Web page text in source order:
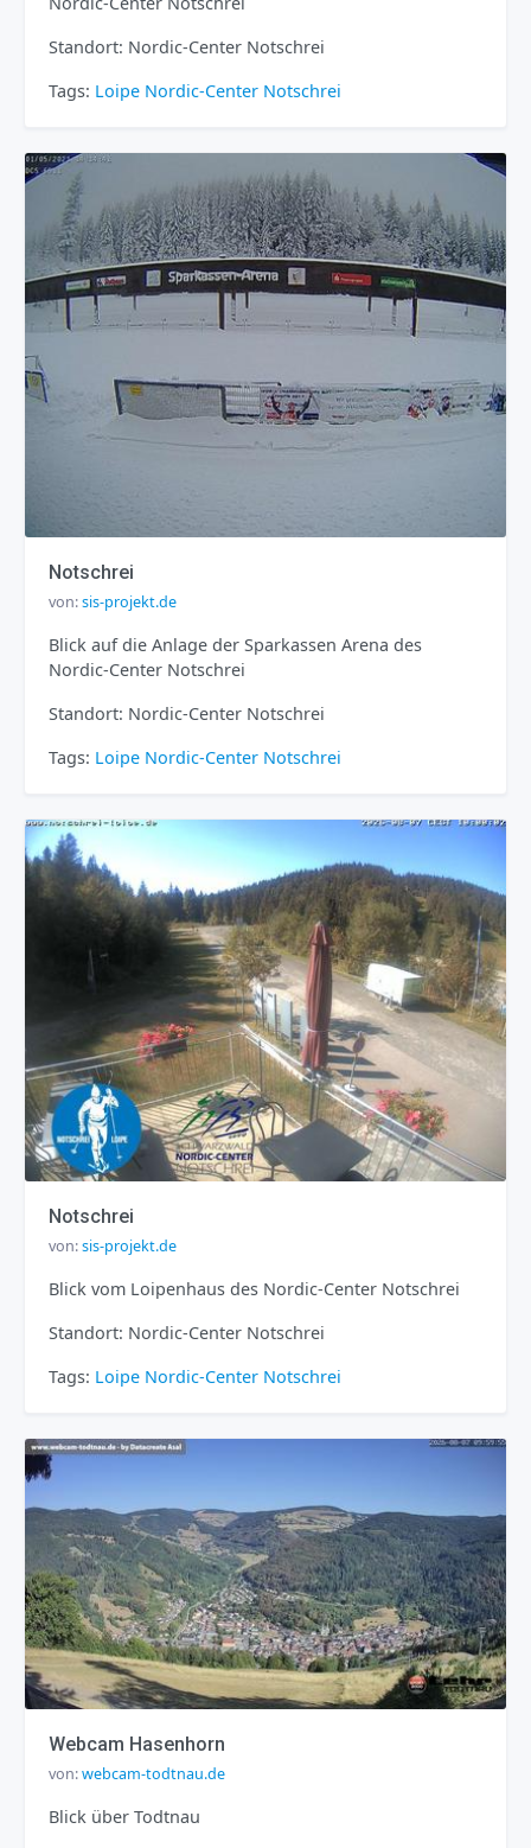
Standort: Nordic-Center Notschrei
Tags: Loipe Nordic-Center Notschrei
Notschrei
von:sis-projekt.de
Blick auf die Anlage der Sparkassen Arena des
Nordic-Center Notschrei
Standort: Nordic-Center Notschrei
Tags: Loipe Nordic-Center Notschrei
Notschrei
von:sis-projekt.de
Blick vom Loipenhaus des Nordic-Center Notschrei
Standort: Nordic-Center Notschrei
Tags: Loipe Nordic-Center Notschrei
Webcam Hasenhorn
von:webcam-todtnau.de
Blick über Todtnau